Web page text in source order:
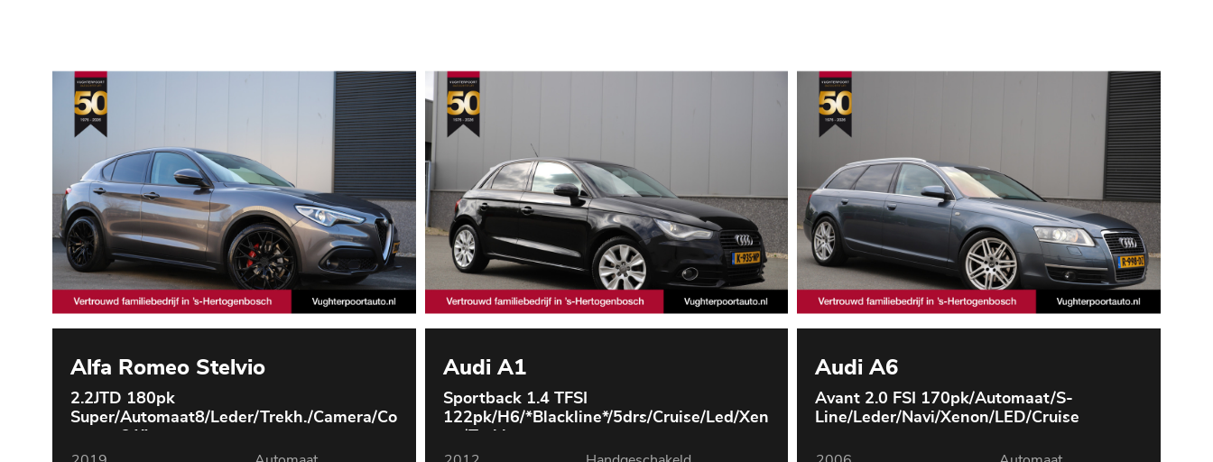
Alfa Romeo Stelvio
2.2JTD 180pk
Super/Automaat8/Leder/Trekh./Camera/Co
Audi A1
Sportback 1.4 TFSI
122pk/H6/*Blackline*/5drs/Cruise/Led/Xen
Audi A6
Avant 2.0 FSI 170pk/Automaat/S-
Line/Leder/Navi/Xenon/LED/Cruise